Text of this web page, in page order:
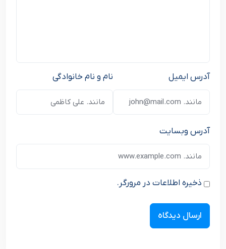
نام و نام خانوادگی آدرس ایمیل
آدرس وبسایت
ذخیره اطلاعات در مرورگر.